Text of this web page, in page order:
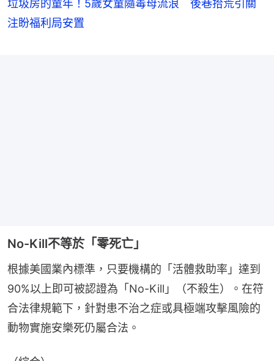
垃圾房的童年！5歲女童隨毒母流浪 後巷拾荒引關
注盼福利局安置
No-Kill不等於「零死亡」
根據美國業內標準，只要機構的「活體救助率」達到
90%以上即可被認證為「No-Kill」（不殺生）。在符
合法律規範下，針對患不治之症或具極端攻擊風險的
動物實施安樂死仍屬合法。